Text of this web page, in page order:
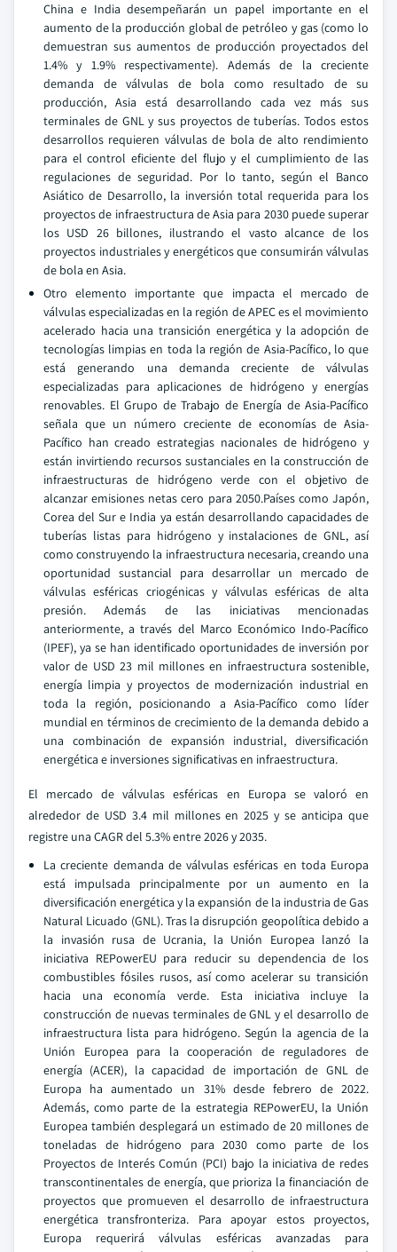
China e India desempeñarán un papel importante en el
aumento de la producción global de petróleo y gas (como lo
demuestran sus aumentos de producción proyectados del
1.4% y 1.9% respectivamente). Además de la creciente
demanda de válvulas de bola como resultado de su
producción, Asia está desarrollando cada vez más sus
terminales de GNL y sus proyectos de tuberías. Todos estos
desarrollos requieren válvulas de bola de alto rendimiento
para el control eficiente del flujo y el cumplimiento de las
regulaciones de seguridad. Por lo tanto, según el Banco
Asiático de Desarrollo, la inversión total requerida para los
proyectos de infraestructura de Asia para 2030 puede superar
los USD 26 billones, ilustrando el vasto alcance de los
proyectos industriales y energéticos que consumirán válvulas
de bola en Asia.
Otro elemento importante que impacta el mercado de
válvulas especializadas en la región de APEC es el movimiento
acelerado hacia una transición energética y la adopción de
tecnologías limpias en toda la región de Asia-Pacífico, lo que
está generando una demanda creciente de válvulas
especializadas para aplicaciones de hidrógeno y energías
renovables. El Grupo de Trabajo de Energía de Asia-Pacífico
señala que un número creciente de economías de Asia-
Pacífico han creado estrategias nacionales de hidrógeno y
están invirtiendo recursos sustanciales en la construcción de
infraestructuras de hidrógeno verde con el objetivo de
alcanzar emisiones netas cero para 2050.Países como Japón,
Corea del Sur e India ya están desarrollando capacidades de
tuberías listas para hidrógeno y instalaciones de GNL, así
como construyendo la infraestructura necesaria, creando una
oportunidad sustancial para desarrollar un mercado de
válvulas esféricas criogénicas y válvulas esféricas de alta
presión. Además de las iniciativas mencionadas
anteriormente, a través del Marco Económico Indo-Pacífico
(IPEF), ya se han identificado oportunidades de inversión por
valor de USD 23 mil millones en infraestructura sostenible,
energía limpia y proyectos de modernización industrial en
toda la región, posicionando a Asia-Pacífico como líder
mundial en términos de crecimiento de la demanda debido a
una combinación de expansión industrial, diversificación
energética e inversiones significativas en infraestructura.
El mercado de válvulas esféricas en Europa se valoró en
alrededor de USD 3.4 mil millones en 2025 y se anticipa que
registre una CAGR del 5.3% entre 2026 y 2035.
La creciente demanda de válvulas esféricas en toda Europa
está impulsada principalmente por un aumento en la
diversificación energética y la expansión de la industria de Gas
Natural Licuado (GNL). Tras la disrupción geopolítica debido a
la invasión rusa de Ucrania, la Unión Europea lanzó la
iniciativa REPowerEU para reducir su dependencia de los
combustibles fósiles rusos, así como acelerar su transición
hacia una economía verde. Esta iniciativa incluye la
construcción de nuevas terminales de GNL y el desarrollo de
infraestructura lista para hidrógeno. Según la agencia de la
Unión Europea para la cooperación de reguladores de
energía (ACER), la capacidad de importación de GNL de
Europa ha aumentado un 31% desde febrero de 2022.
Además, como parte de la estrategia REPowerEU, la Unión
Europea también desplegará un estimado de 20 millones de
toneladas de hidrógeno para 2030 como parte de los
Proyectos de Interés Común (PCI) bajo la iniciativa de redes
transcontinentales de energía, que prioriza la financiación de
proyectos que promueven el desarrollo de infraestructura
energética transfronteriza. Para apoyar estos proyectos,
Europa requerirá válvulas esféricas avanzadas para